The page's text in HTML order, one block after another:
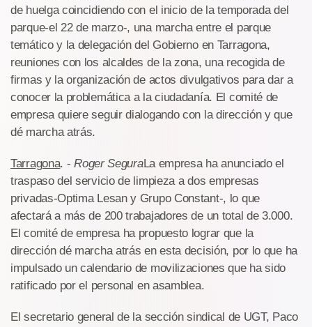
de huelga coincidiendo con el inicio de la temporada del
parque-el 22 de marzo-, una marcha entre el parque
temático y la delegación del Gobierno en Tarragona,
reuniones con los alcaldes de la zona, una recogida de
firmas y la organización de actos divulgativos para dar a
conocer la problemática a la ciudadanía. El comité de
empresa quiere seguir dialogando con la dirección y que
dé marcha atrás.
Tarragona. -Roger SeguraLa empresa ha anunciado el
traspaso del servicio de limpieza a dos empresas
privadas-Optima Lesan y Grupo Constant-, lo que
afectará a más de 200 trabajadores de un total de 3.000.
El comité de empresa ha propuesto lograr que la
dirección dé marcha atrás en esta decisión, por lo que ha
impulsado un calendario de movilizaciones que ha sido
ratificado por el personal en asamblea.
El secretario general de la sección sindical de UGT, Paco